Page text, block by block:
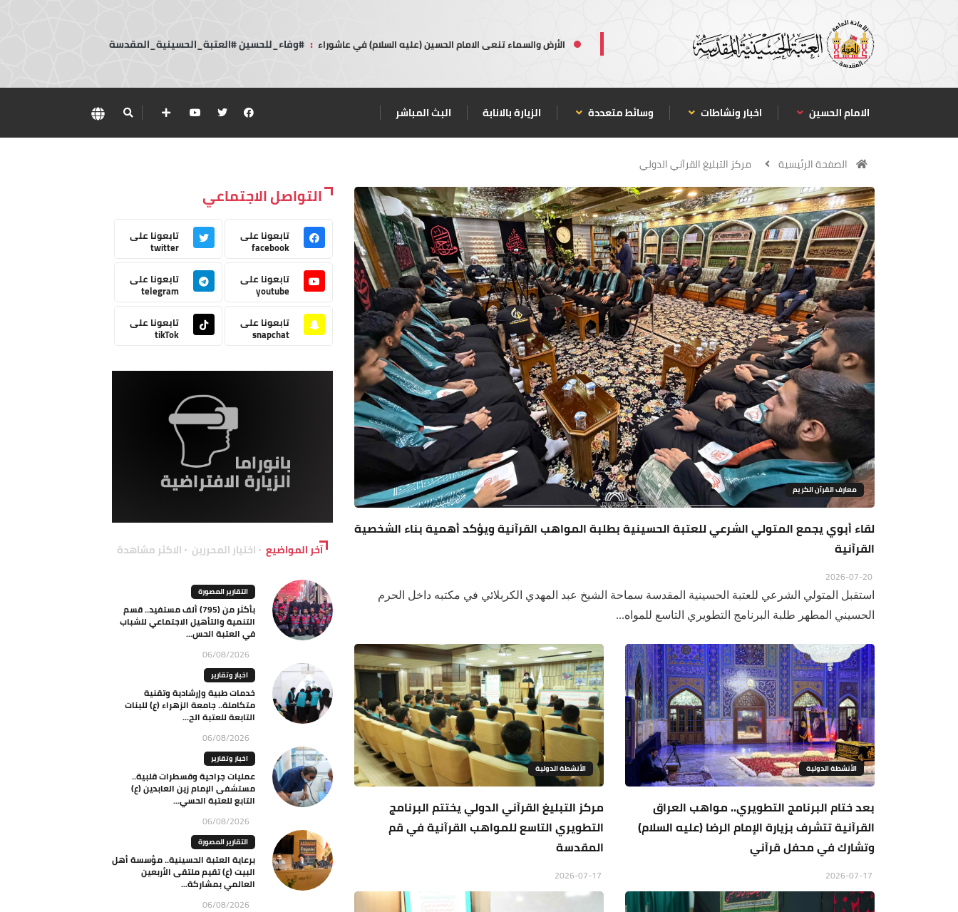
الأرض والسماء تنعى الامام الحسين (عليه السلام) في عاشوراء : #وفاء_للحسين #العتبة_الحسينية_المقدسة
الامام الحسين اخبار ونشاطات وسائط متعددة الزيارة بالانابة البث المباشر
الصفحة الرئيسية مركز التبليغ القرآني الدولي
معارف القرآن الكريم
لقاء أبوي يجمع المتولي الشرعي للعتبة الحسينية بطلبة المواهب القرآنية ويؤكد أهمية بناء الشخصية
القرآنية
استقبل المتولي الشرعي للعتبة الحسينية المقدسة سماحة الشيخ عبد المهدي الكربلائي في مكتبه داخل الحرم
الحسيني المطهر طلبة البرنامج التطويري التاسع للمواه...
الأنشطة الدولية
بعد ختام البرنامج التطويري.. مواهب العراق
القرآنية تتشرف بزيارة الإمام الرضا (عليه السلام)
وتشارك في محفل قرآني
الأنشطة الدولية
مركز التبليغ القرآني الدولي يختتم البرنامج
التطويري التاسع للمواهب القرآنية في قم
المقدسة
التواصل الاجتماعي
تابعونا على
facebook
تابعونا على
twitter
تابعونا على
youtube
تابعونا على
telegram
تابعونا على
snapchat
تابعونا على
tikTok
آخر المواضيع اختيار المحررين الاكثر مشاهدة
التقارير المصورة
بأكثر من (795) ألف مستفيد.. قسم
التنمية والتأهيل الاجتماعي للشباب
في العتبة الحس...
06/08/2026
اخبار وتقارير
خدمات طبية وإرشادية وتقنية
متكاملة.. جامعة الزهراء (ع) للبنات
التابعة للعتبة الح...
06/08/2026
اخبار وتقارير
عمليات جراحية وقسطرات قلبية..
مستشفى الإمام زين العابدين (ع)
التابع للعتبة الحسي...
06/08/2026
التقارير المصورة
برعاية العتبة الحسينية.. مؤسسة أهل
البيت (ع) تقيم ملتقى الأربعين
العالمي بمشاركة...
06/08/2026